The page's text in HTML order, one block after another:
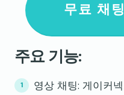
무료 채
주요 기능:
영상 채팅: 게이커